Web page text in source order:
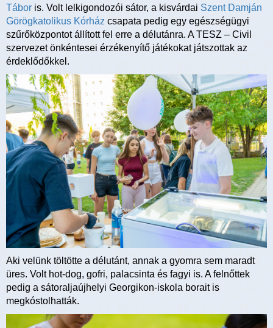
Tábor is. Volt lelkigondozói sátor, a kisvárdai Szent Damján
Görögkatolikus Kórház csapata pedig egy egészségügyi
szűrőközpontot állított fel erre a délutánra. A TESZ – Civil
szervezet önkéntesei érzékenyítő játékokat játszottak az
érdeklődőkkel.
Aki velünk töltötte a délutánt, annak a gyomra sem maradt
üres. Volt hot-dog, gofri, palacsinta és fagyi is. A felnőttek
pedig a sátoraljaújhelyi Georgikon-iskola borait is
megkóstolhatták.